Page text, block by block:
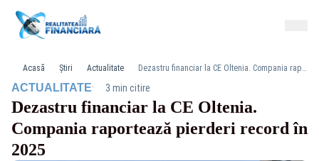
Acasă Știri Actualitate Dezastru financiar la CE Oltenia. Compania raportează pierderi record în 2025
ACTUALITATE· 3 min citire
Dezastru financiar la CE Oltenia.
Compania raportează pierderi record în
2025